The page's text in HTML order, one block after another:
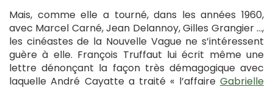
Mais, comme elle a tourné, dans les années 1960,
avec Marcel Carné, Jean Delannoy, Gilles Grangier …,
les cinéastes de la Nouvelle Vague ne s’intéressent
guère à elle. François Truffaut lui écrit même une
lettre dénonçant la façon très démagogique avec
laquelle André Cayatte a traité « l’affaire Gabrielle